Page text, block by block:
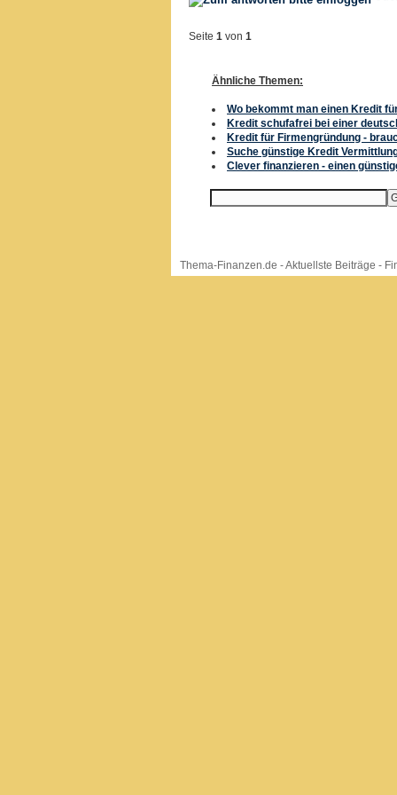
Seite 1 von 1
Ähnliche Themen:
Wo bekommt man einen Kredit
Kredit schufafrei bei einer
Kredit für Firmengründung -
Suche günstige Kredit
Clever finanzieren - einen
Thema-Finanzen.de -Aktuellste Beiträge -